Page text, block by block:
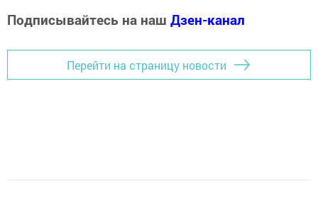
Подписывайтесь на наш Дзен-канал
Перейти на страницу новости